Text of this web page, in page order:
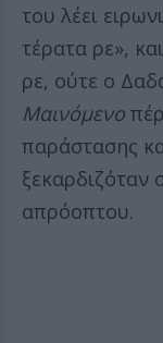
του λέει
τέρατα ρε»,
ρε, ούτε ο
Μαινόμενο
παράστασης
ξεκαρδιζόταν
απρόοπτου.